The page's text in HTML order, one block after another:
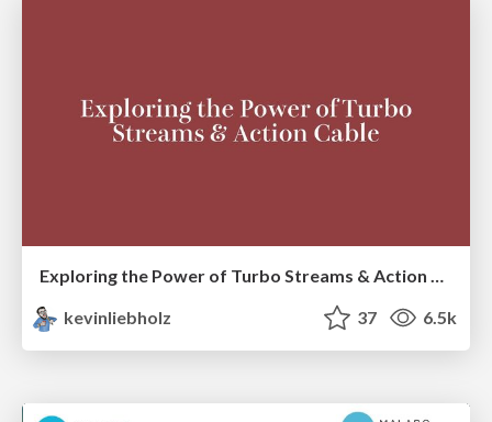
kevinliebholz
37 6.5k